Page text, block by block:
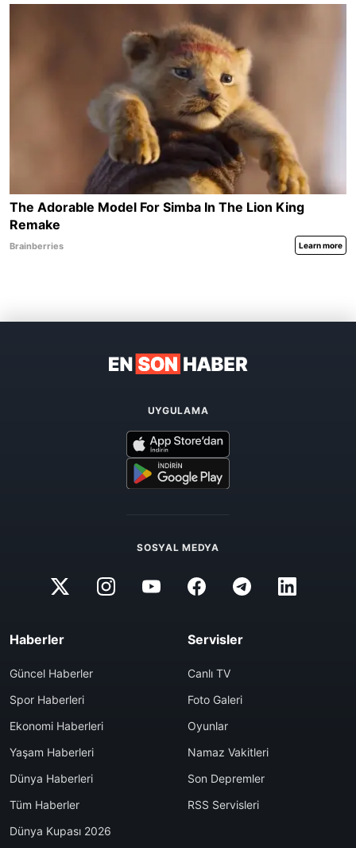
UYGULAMA
SOSYAL MEDYA
Haberler
Güncel Haberler
Spor Haberleri
Ekonomi Haberleri
Yaşam Haberleri
Dünya Haberleri
Tüm Haberler
Dünya Kupası 2026
Servisler
Canlı TV
Foto Galeri
Oyunlar
Namaz Vakitleri
Son Depremler
RSS Servisleri